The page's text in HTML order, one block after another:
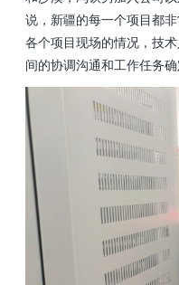
说，新疆的每一个项目都
各个项目现场的情况，技
间的协调沟通和工作任务确